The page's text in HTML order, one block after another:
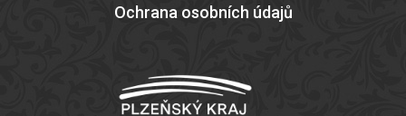
Ochrana osobních údajů